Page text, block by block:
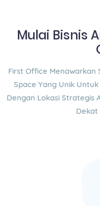
Mulai Bisnis
First Office Menawarkan
Space Yang Unik
Dengan Lokasi Strategis
Dekat